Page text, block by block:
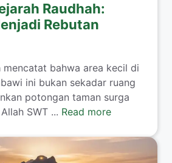
Raudhah:
Rebutan
mencatat bahwa area kecil di
ini bukan sekadar ruang
potongan taman surga
SWT ... Read more